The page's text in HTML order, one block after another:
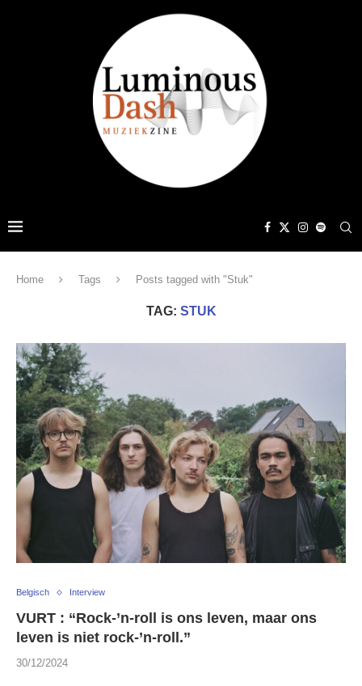
Home Tags Posts tagged with "Stuk"
TAG: STUK
Belgisch Interview
VURT : “Rock-’n-roll is ons leven, maar ons
leven is niet rock-’n-roll.”
30/12/2024